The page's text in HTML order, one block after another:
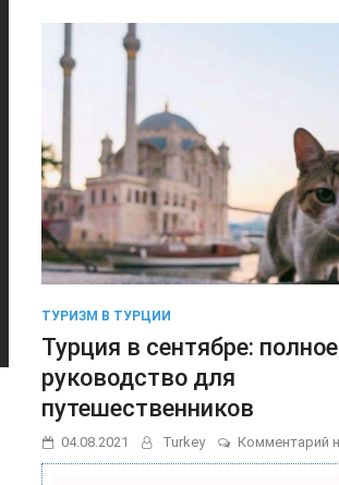
ТУРИЗМ В ТУРЦИИ
Турция в сентябре: полное
руководство для
путешественников
04.08.2021 Turkey Комментарий